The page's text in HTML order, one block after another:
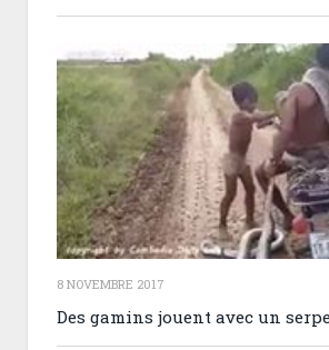
8 NOVEMBRE 2017
Des gamins jouent avec un